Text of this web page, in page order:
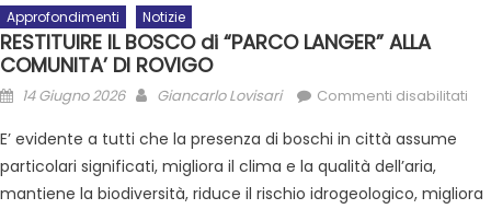
Approfondimenti Notizie
RESTITUIRE IL BOSCO di “PARCO LANGER” ALLA
COMUNITA’ DI ROVIGO
14 Giugno 2026 Giancarlo Lovisari Commenti disabilitati
E’ evidente a tutti che la presenza di boschi in città assume
particolari significati, migliora il clima e la qualità dell’aria,
mantiene la biodiversità, riduce il rischio idrogeologico, migliora